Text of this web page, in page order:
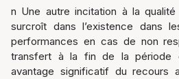
n Une autre incitation à la
surcroît dans l’existence dans
performances en cas de non
transfert à la fin de la période
avantage significatif du recours